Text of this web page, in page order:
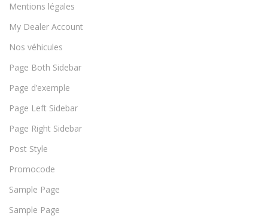
Mentions légales
My Dealer Account
Nos véhicules
Page Both Sidebar
Page d’exemple
Page Left Sidebar
Page Right Sidebar
Post Style
Promocode
Sample Page
Sample Page